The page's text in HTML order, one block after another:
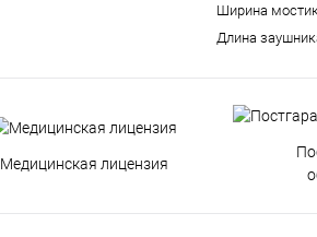
Ширина
Длина
Медицинская лицензия